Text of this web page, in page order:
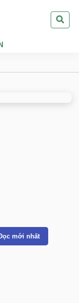
mới nhất